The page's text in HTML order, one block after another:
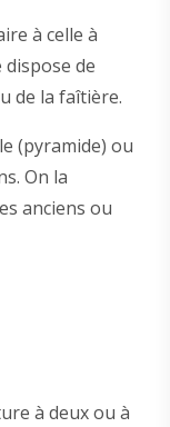
à celle à
dispose de
de la faîtière.
(pyramide) ou
On la
anciens ou
à deux ou à